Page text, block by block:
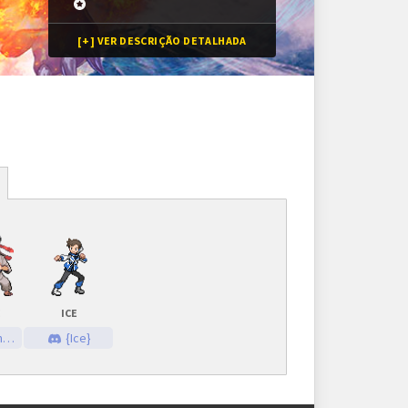
[+] VER DESCRIÇÃO DETALHADA
8 vagas
Inscrições encerradas
ICE
{Ice}